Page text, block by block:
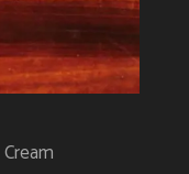
Cream